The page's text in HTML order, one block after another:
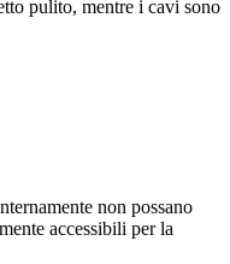
pulito, mentre i cavi sono
non possano
accessibili per la